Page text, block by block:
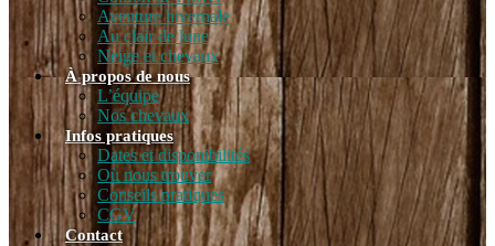
Aventure hivernale
Au clair de lune
Neige et chevaux
À propos de nous
L’équipe
Nos chevaux
Infos pratiques
Dates et disponibilités
Où nous trouver
Conseils pratiques
CGV
Contact